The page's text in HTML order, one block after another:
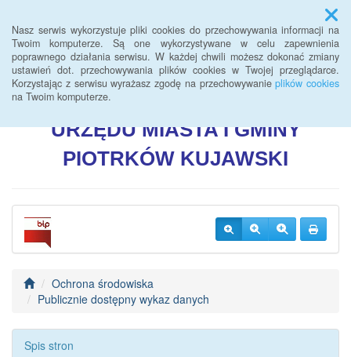
Nasz serwis wykorzystuje pliki cookies do przechowywania informacji na
Twoim komputerze. Są one wykorzystywane w celu zapewnienia
poprawnego działania serwisu. W każdej chwili możesz dokonać zmiany
ustawień dot. przechowywania plików cookies w Twojej przeglądarce.
Korzystając z serwisu wyrażasz zgodę na przechowywanieplików cookies
na Twoim komputerze.
Menu
BIULETYN INFORMACJI
URZĘDUMIASTA I GMINY
PIOTRKÓW KUJAWSKI
Ochrona środowiska
Publicznie dostępny wykaz danych
Spis stron